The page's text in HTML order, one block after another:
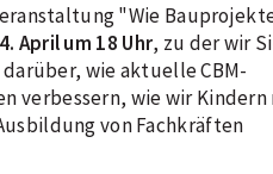
"Wie
April um 18 Uhr, zu der wir
wie aktuelle CBM-
verbessern, wie wir
von Fachkräften